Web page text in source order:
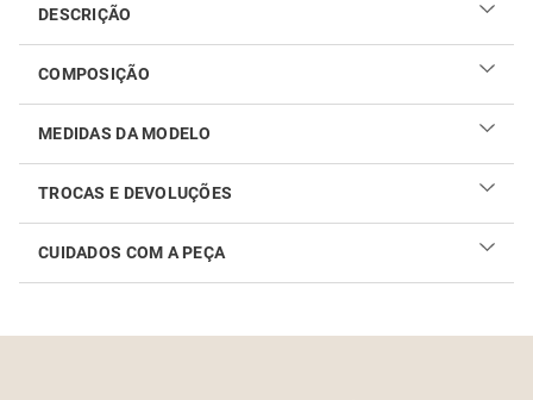
DESCRIÇÃO
COMPOSIÇÃO
MEDIDAS DA MODELO
TROCAS E DEVOLUÇÕES
Realizar sua troca ou devolução é fácil. Confira maiores
informações nolink
CUIDADOS COM A PEÇA